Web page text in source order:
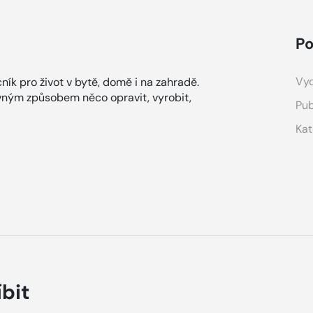
pro život v bytě, domě i na zahradě.
způsobem něco opravit, vyrobit,